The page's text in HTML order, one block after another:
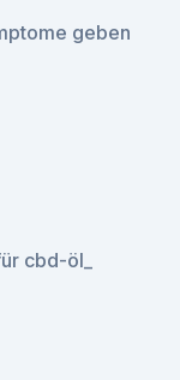
geben
cbd-öl_